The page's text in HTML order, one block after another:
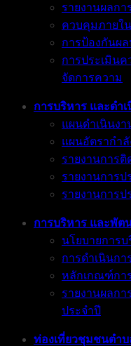
รายงานผลกา
ควบคุมภายใน
การป้องกันผ
การประเมินค
จัดการความ
การบริหาร และดำ
แผนดำเนินงา
แผนอัตรากำลั
รายงานการ
รายงานการ
รายงานการ
การบริหาร และพัต
นโยบายการ
การดำเนินก
หลักเกณฑ์กา
รายงานผลก
ประจำปี
ท่องเที่ยวชุมชนตำ